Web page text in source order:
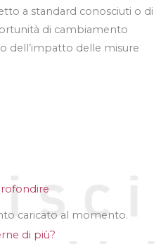
a standard conosciuti o di
di cambiamento
dell’impatto delle misure
caricato al momento.
di più?